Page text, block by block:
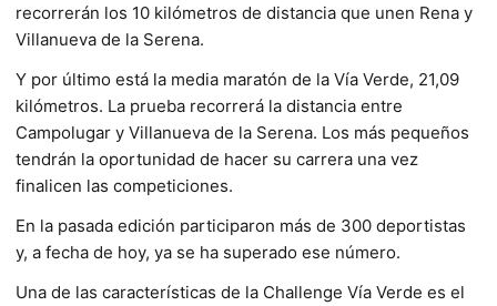
recorrerán los 10 kilómetros de distancia que unen Rena y
Villanueva de la Serena.
Y por último está la media maratón de la Vía Verde, 21,09
kilómetros. La prueba recorrerá la distancia entre
Campolugar y Villanueva de la Serena. Los más pequeños
tendrán la oportunidad de hacer su carrera una vez
finalicen las competiciones.
En la pasada edición participaron más de 300 deportistas
y, a fecha de hoy, ya se ha superado ese número.
Una de las características de la Challenge Vía Verde es el